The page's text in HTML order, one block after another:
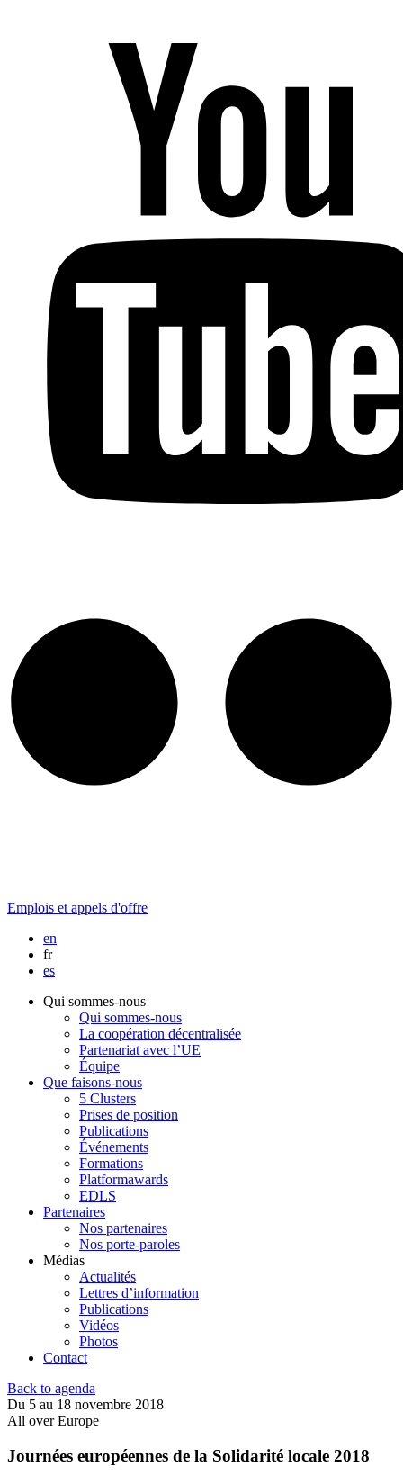
Emplois et appels d'offre
en
fr
es
Qui sommes-nous
Qui sommes-nous
La coopération décentralisée
Partenariat avec l’UE
Équipe
Que faisons-nous
5 Clusters
Prises de position
Publications
Événements
Formations
Platformawards
EDLS
Partenaires
Nos partenaires
Nos porte-paroles
Médias
Actualités
Lettres d’information
Publications
Vidéos
Photos
Contact
Back to agenda
Du 5 au 18 novembre 2018
All over Europe
Journées européennes de la Solidarité locale 2018